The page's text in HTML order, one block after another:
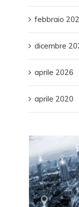
febbraio
dicembre
aprile 2026
aprile 2020